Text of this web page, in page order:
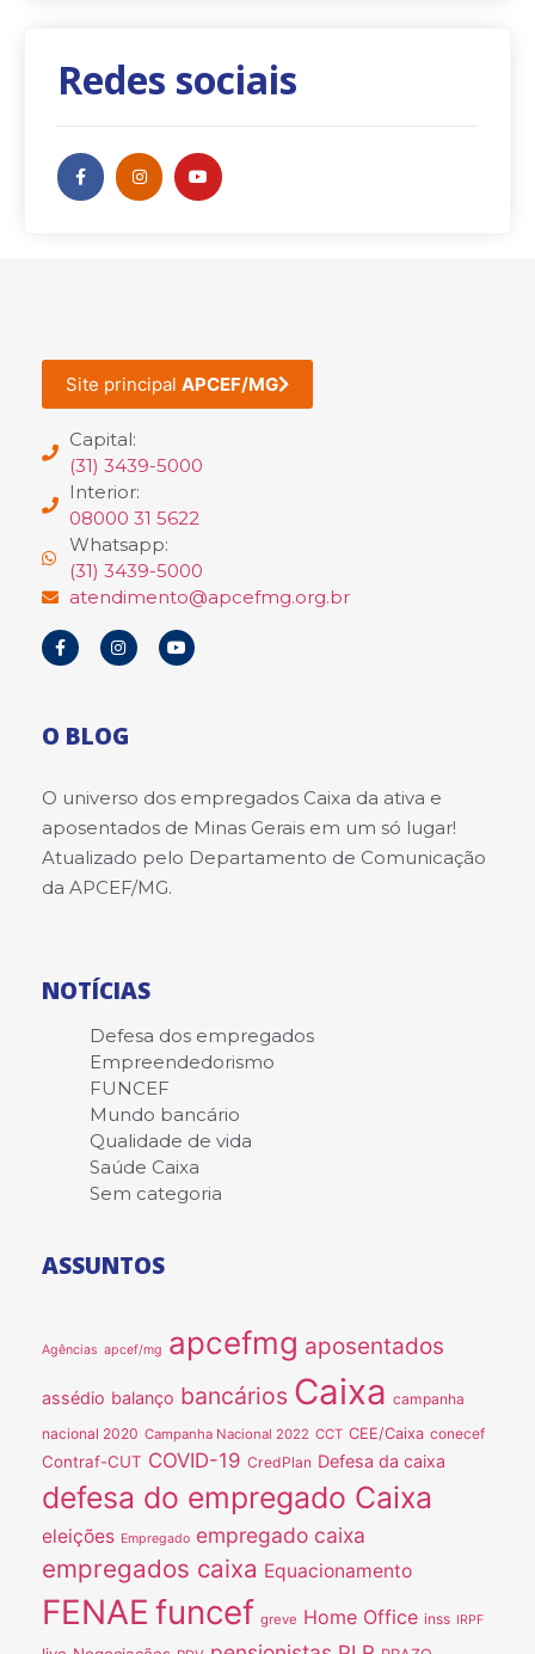
Redes sociais
Site principal APCEF/MG
Capital:
(31) 3439-5000
Interior:
08000 31 5622
Whatsapp:
(31) 3439-5000
atendimento@apcefmg.org.br
O BLOG
O universo dos empregados Caixa da ativa e
aposentados de Minas Gerais em um só lugar!
Atualizado pelo Departamento de Comunicação
da APCEF/MG.
NOTÍCIAS
Defesa dos empregados
Empreendedorismo
FUNCEF
Mundo bancário
Qualidade de vida
Saúde Caixa
Sem categoria
ASSUNTOS
Agências apcef/mg apcefmg aposentados
assédio balanço bancários Caixa campanha
nacional 2020 Campanha Nacional 2022 CCT CEE/Caixa conecef
Contraf-CUT COVID-19 CredPlan Defesa da caixa
defesa do empregado Caixa
eleições Empregado empregado caixa
empregados caixa Equacionamento
FENAE funcef greve Home Office inss IRPF